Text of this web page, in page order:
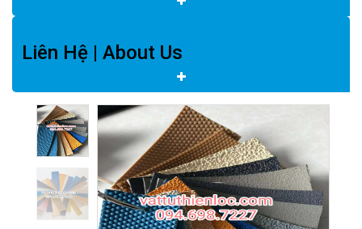
Liên Hệ | About Us